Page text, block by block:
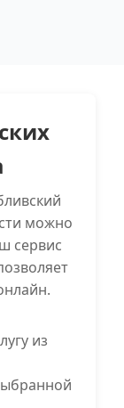
можно
сервис
из